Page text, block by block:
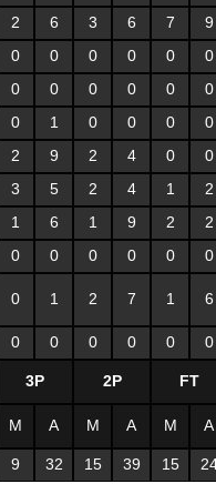
2 6 3 6 7
9
0 0 0 0 0
0
0 0 0 0 0
0
0 1 0 0 0
0
2 9 2 4 0
0
3 5 2 4 1
2
1 6 1 9 2
2
0 0 0 0 0 0
0 1 2 7 1 6
0 0 0 0 0 0
3P 2P FT
M A M A M A
9 32 15 39 15